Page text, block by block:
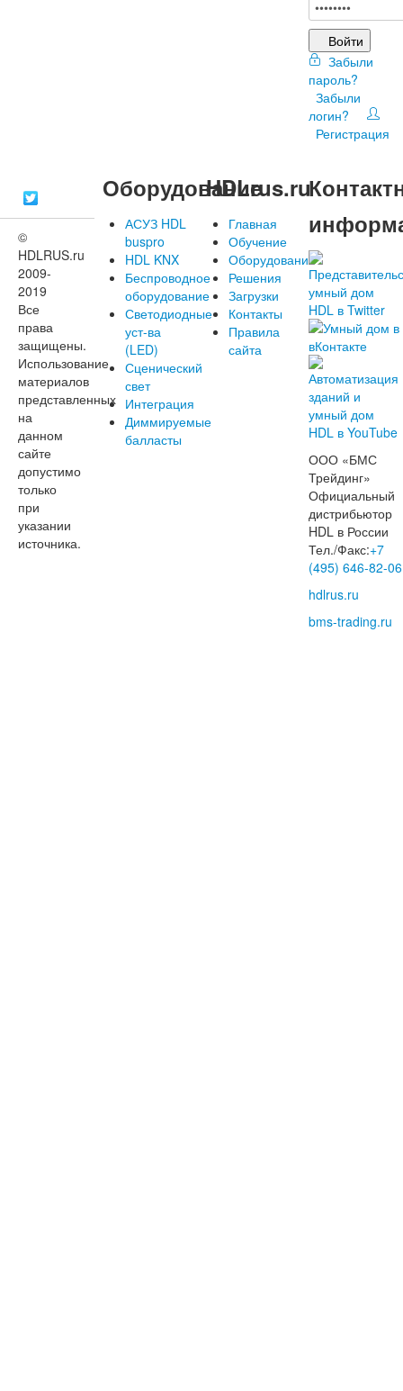
Войти
Забыли
пароль?
Забыли
логин?
Регистрация
©
HDLRUS.ru
2009-
2019
Все
права
защищены.
Использование
материалов
представленных
на
данном
сайте
допустимо
только
при
указании
источника.
Оборудование
АСУЗ HDL
buspro
HDL KNX
Беспроводное
оборудование
Светодиодные
уст-ва
(LED)
Сценический
свет
Интеграция
Диммируемые
балласты
HDLrus.ru
Главная
Обучение
Оборудование
Решения
Загрузки
Контакты
Правила
сайта
ООО «БМС
Трейдинг»
Официальный
дистрибьютор
HDL в России
Тел./Факс:+7
(495) 646-82-06
hdlrus.ru
bms-trading.ru